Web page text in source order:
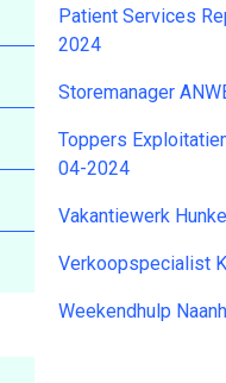
Patient Services
2024
Storemanager
Toppers
04-2024
Vakantiewerk
Verkoopspecialist
Weekendhulp